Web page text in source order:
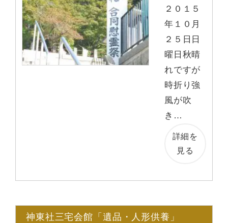
２０１５
年１０月
２５日日
曜日秋晴
れですが
時折り強
風が吹
き…
詳細を
見る
神東社三宅会館「遺品・人形供養」